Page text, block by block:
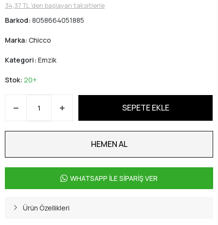
34,37 TL 'den başlayan taksitlerle
Barkod: 8058664051885
Marka: Chicco
Kategori: Emzik
Stok: 20+
SEPETE EKLE
HEMEN AL
WHATSAPP İLE SİPARİŞ VER
Ürün Özellikleri